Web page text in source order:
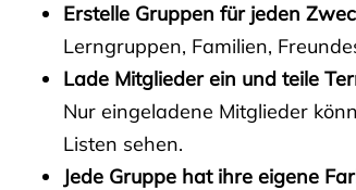
Erstelle Gruppen für jeden
Lerngruppen, Familien,
Lade Mitglieder ein und teile
Nur eingeladene Mitglieder
Listen sehen.
Jede Gruppe hat ihre eigene